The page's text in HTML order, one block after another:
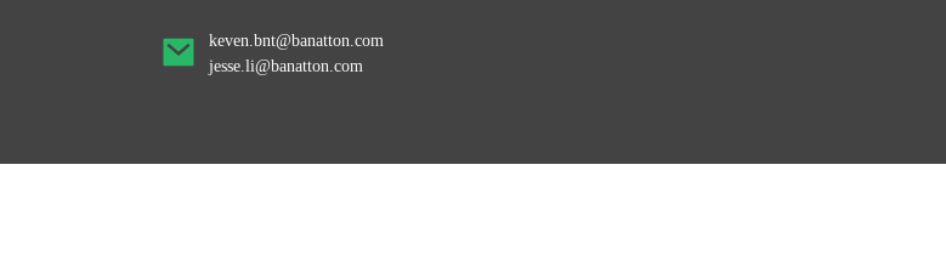
keven.bnt@banatton.com
jesse.li@banatton.com